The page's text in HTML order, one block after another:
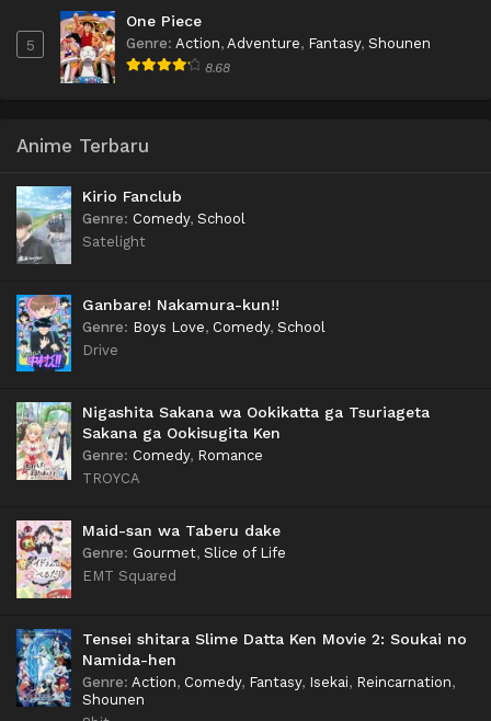
5
One Piece
Genre: Action, Adventure, Fantasy, Shounen
8.68
Anime Terbaru
Kirio Fanclub
Genre: Comedy, School
Satelight
Ganbare! Nakamura-kun!!
Genre: Boys Love, Comedy, School
Drive
Nigashita Sakana wa Ookikatta ga Tsuriageta
Sakana ga Ookisugita Ken
Genre: Comedy, Romance
TROYCA
Maid-san wa Taberu dake
Genre: Gourmet, Slice of Life
EMT Squared
Tensei shitara Slime Datta Ken Movie 2: Soukai no
Namida-hen
Genre: Action, Comedy, Fantasy, Isekai, Reincarnation,
Shounen